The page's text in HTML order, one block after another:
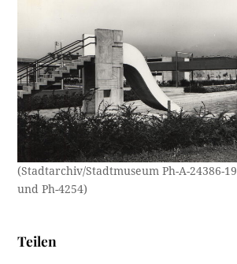
(Stadtarchiv/Stadtmuseum Ph-A-24386-
und Ph-4254)
Teilen